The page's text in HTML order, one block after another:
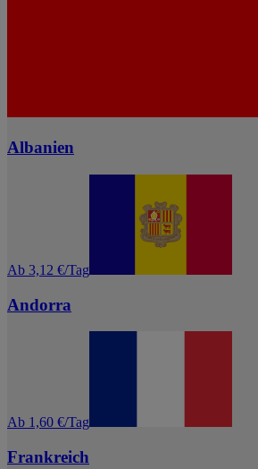
Albanien
Ab 3,12 €/Tag
Andorra
Ab 1,60 €/Tag
Frankreich